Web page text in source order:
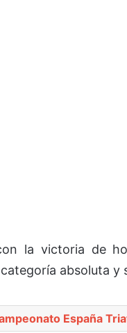
la victoria de
absoluta y
España